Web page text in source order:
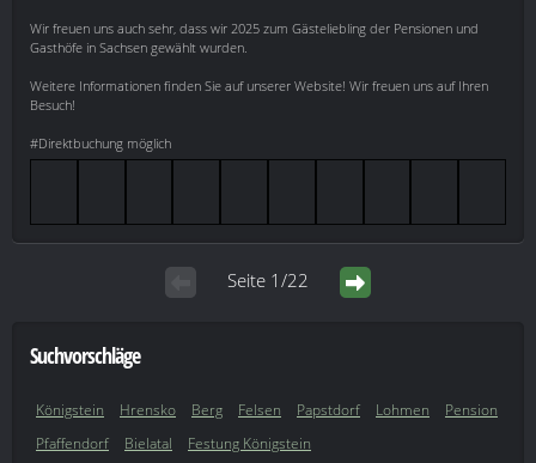
Wir freuen uns auch sehr, dass wir 2025 zum Gästeliebling der Pensionen und
Gasthöfe in Sachsen gewählt wurden.
Weitere Informationen finden Sie auf unserer Website! Wir freuen uns auf Ihren
Besuch!
#Direktbuchung möglich
Seite 1/22
Suchvorschläge
Königstein Hrensko Berg Felsen Papstdorf Lohmen
Pension
Pfaffendorf
Bielatal Festung Königstein